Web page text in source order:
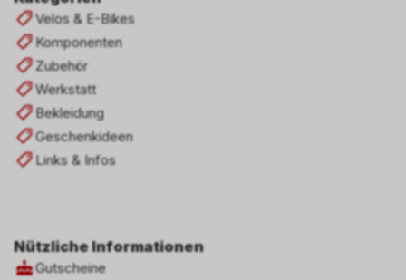
Velos & E-Bikes
Komponenten
Zubehör
Werkstatt
Bekleidung
Geschenkideen
Links & Infos
Nützliche Informationen
Gutscheine